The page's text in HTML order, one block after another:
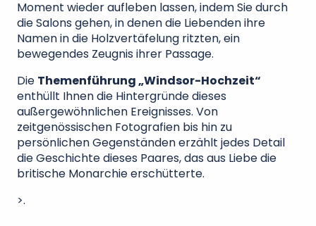
Moment wieder aufleben lassen, indem Sie durch
die Salons gehen, in denen die Liebenden ihre
Namen in die Holzvertäfelung ritzten, ein
bewegendes Zeugnis ihrer Passage.
Die Themenführung „Windsor-Hochzeit“
enthüllt Ihnen die Hintergründe dieses
außergewöhnlichen Ereignisses. Von
zeitgenössischen Fotografien bis hin zu
persönlichen Gegenständen erzählt jedes Detail
die Geschichte dieses Paares, das aus Liebe die
britische Monarchie erschütterte.
>.